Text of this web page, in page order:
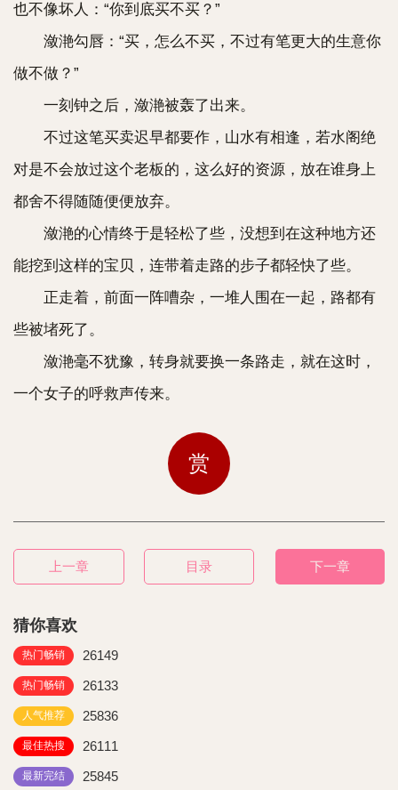
也不像坏人：“你到底买不买？”
潋滟勾唇：“买，怎么不买，不过有笔更大的生意你
做不做？”
一刻钟之后，潋滟被轰了出来。
不过这笔买卖迟早都要作，山水有相逢，若水阁绝
对是不会放过这个老板的，这么好的资源，放在谁身上
都舍不得随随便便放弃。
潋滟的心情终于是轻松了些，没想到在这种地方还
能挖到这样的宝贝，连带着走路的步子都轻快了些。
正走着，前面一阵嘈杂，一堆人围在一起，路都有
些被堵死了。
潋滟毫不犹豫，转身就要换一条路走，就在这时，
一个女子的呼救声传来。
赏
上一章 目录 下一章
猜你喜欢
热门畅销 26149
热门畅销 26133
人气推荐 25836
最佳热搜 26111
最新完结 25845